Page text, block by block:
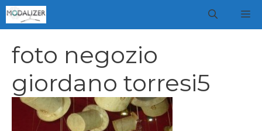
Vai
al
foto negozio
giordano torresi5